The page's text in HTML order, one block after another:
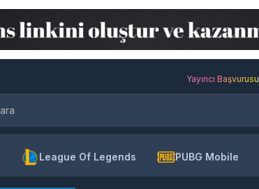
Yayıncı Başvurusu
League Of Legends PUBG Mobile